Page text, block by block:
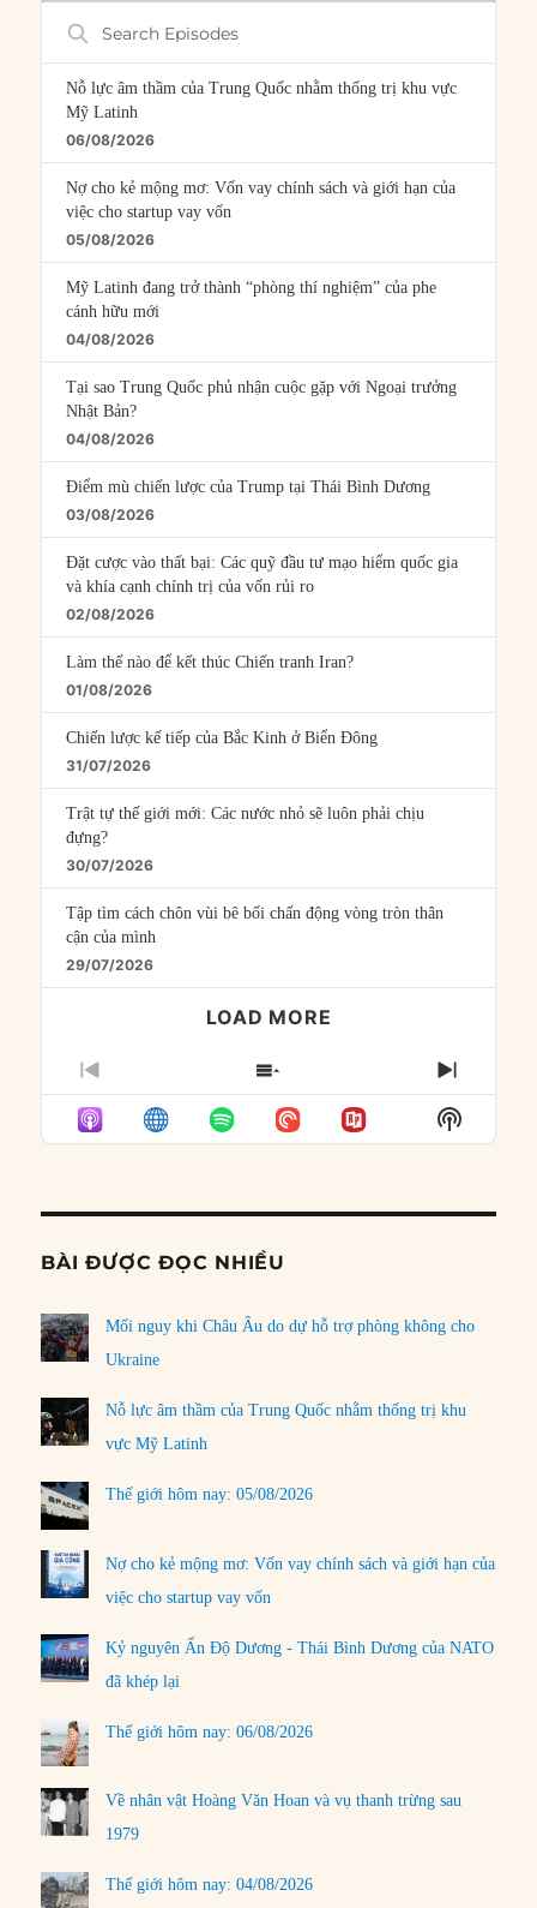
Search
Episodes
Nỗ lực âm thầm của Trung Quốc nhằm thống trị khu vực
Mỹ Latinh
06/08/2026
Nợ cho kẻ mộng mơ: Vốn vay chính sách và giới hạn của
việc cho startup vay vốn
05/08/2026
Mỹ Latinh đang trở thành “phòng thí nghiệm” của phe
cánh hữu mới
04/08/2026
Tại sao Trung Quốc phủ nhận cuộc gặp với Ngoại trưởng
Nhật Bản?
04/08/2026
Điểm mù chiến lược của Trump tại Thái Bình Dương
03/08/2026
Đặt cược vào thất bại: Các quỹ đầu tư mạo hiểm quốc gia
và khía cạnh chính trị của vốn rủi ro
02/08/2026
Làm thế nào để kết thúc Chiến tranh Iran?
01/08/2026
Chiến lược kế tiếp của Bắc Kinh ở Biển Đông
31/07/2026
Trật tự thế giới mới: Các nước nhỏ sẽ luôn phải chịu
đựng?
30/07/2026
Tập tìm cách chôn vùi bê bối chấn động vòng tròn thân
cận của mình
29/07/2026
LOAD MORE
PREVIOUS
EPISODE
SHOW
EPISODES
LIST
NEXT
Show
Podcast
BÀI ĐƯỢC ĐỌC NHIỀU
Mối nguy khi Châu Âu do dự hỗ trợ phòng không cho
Ukraine
Nỗ lực âm thầm của Trung Quốc nhằm thống trị khu
vực Mỹ Latinh
Thế giới hôm nay: 05/08/2026
Nợ cho kẻ mộng mơ: Vốn vay chính sách và giới hạn của
việc cho startup vay vốn
Kỷ nguyên Ấn Độ Dương - Thái Bình Dương của NATO
đã khép lại
Thế giới hôm nay: 06/08/2026
Về nhân vật Hoàng Văn Hoan và vụ thanh trừng sau
1979
Thế giới hôm nay: 04/08/2026